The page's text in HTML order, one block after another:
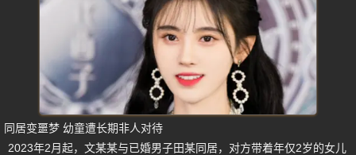
同居变噩梦 幼童遭长期非人对待
2023年2月起，文某某与已婚男子田某同居，对方带着年仅2岁的女儿